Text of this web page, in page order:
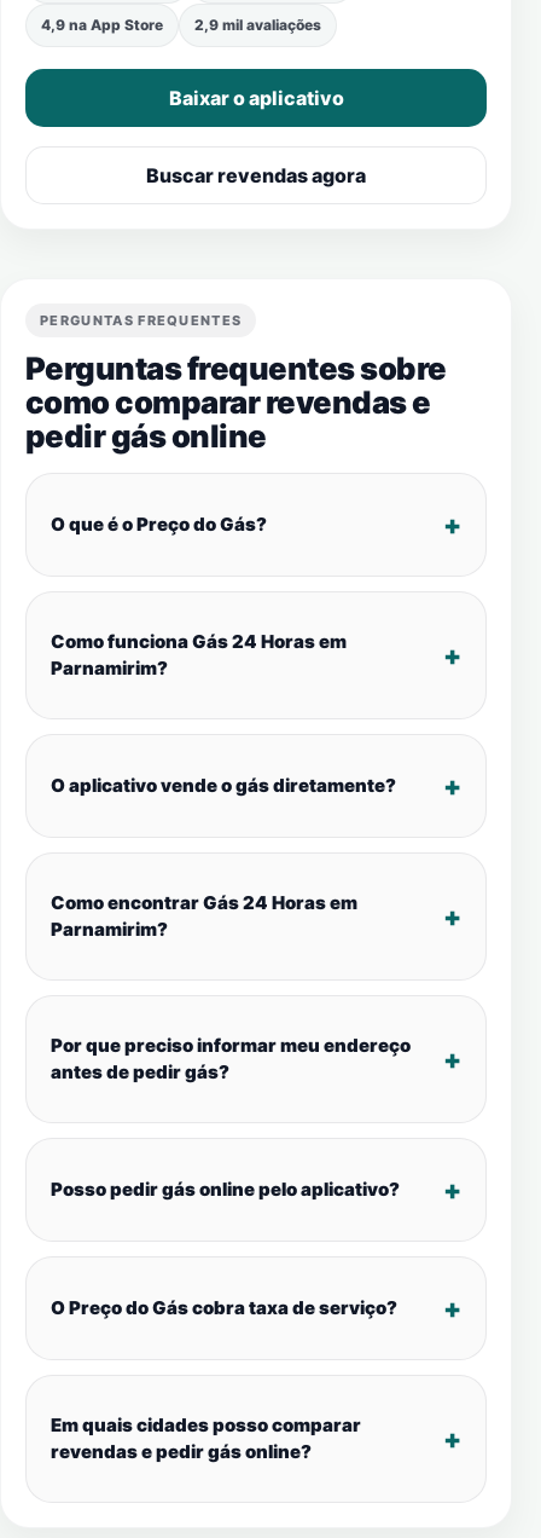
4,9 na App Store 2,9 mil avaliações
Baixar o aplicativo
Buscar revendas agora
PERGUNTAS FREQUENTES
Perguntas frequentes sobre
como comparar revendas e
pedir gás online
O que é o Preço do Gás?
Como funciona Gás 24 Horas em
Parnamirim?
O aplicativo vende o gás diretamente?
Como encontrar Gás 24 Horas em
Parnamirim?
Por que preciso informar meu endereço
antes de pedir gás?
Posso pedir gás online pelo aplicativo?
O Preço do Gás cobra taxa de serviço?
Em quais cidades posso comparar
revendas e pedir gás online?